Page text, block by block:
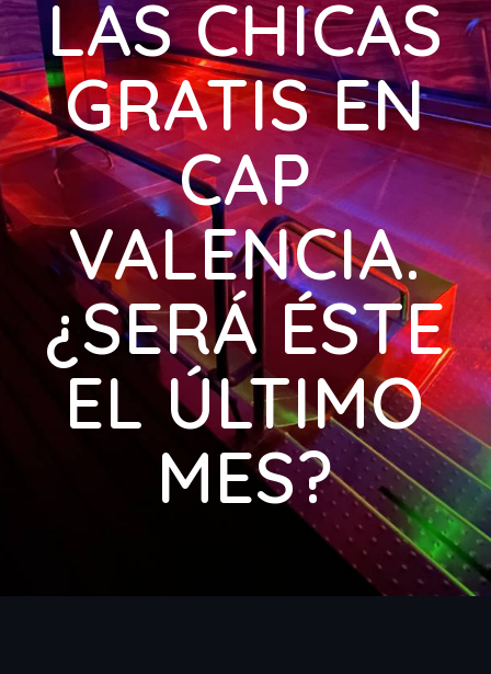
LAS CHICAS
GRATIS EN
CAP
VALENCIA.
¿SERÁ ÉSTE
EL ÚLTIMO
MES?